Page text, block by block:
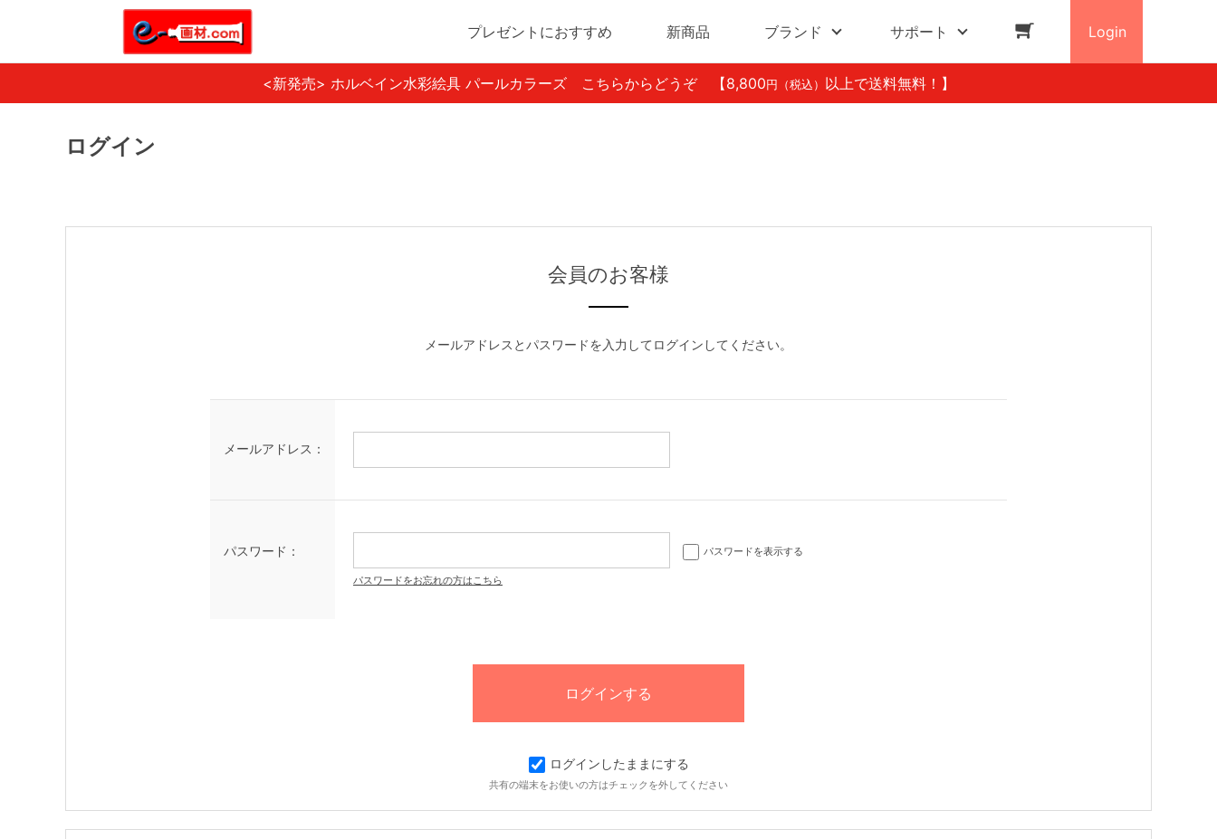
プレゼントにおすすめ 新商品 ブランド サポート Login
<新発売> ホルベイン水彩絵具 パールカラーズ こちらからどうぞ 【8,800 円（税込） 以上で送料無料！】
ログイン
会員のお客様
メールアドレスとパスワードを入力してログインしてください。
メールアドレス：
パスワード： パスワードを表示する
パスワードをお忘れの方はこちら
ログインしたままにする
共有の端末をお使いの方はチェックを外してください